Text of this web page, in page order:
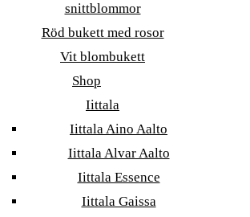
snittblommor
Röd bukett med rosor
Vit blombukett
Shop
Iittala
Iittala Aino Aalto
Iittala Alvar Aalto
Iittala Essence
Iittala Gaissa